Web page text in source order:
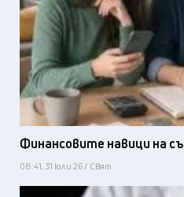
Финансовите навици на
08:41, 31 юли 26 / Свят